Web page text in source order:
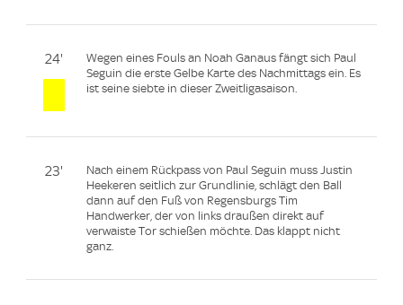
24'
Wegen eines Fouls an Noah Ganaus fängt sich Paul
Seguin die erste Gelbe Karte des Nachmittags ein. Es
ist seine siebte in dieser Zweitligasaison.
23'
Nach einem Rückpass von Paul Seguin muss Justin
Heekeren seitlich zur Grundlinie, schlägt den Ball
dann auf den Fuß von Regensburgs Tim
Handwerker, der von links draußen direkt auf
verwaiste Tor schießen möchte. Das klappt nicht
ganz.